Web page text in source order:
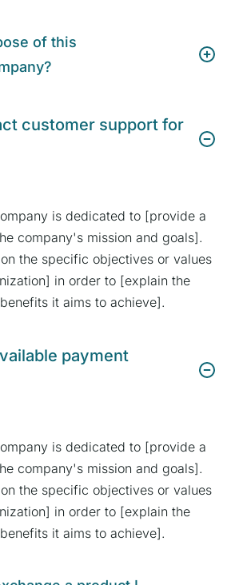
of this
customer support for
is dedicated to [provide a
company's mission and goals].
the specific objectives or values
in order to [explain the
it aims to achieve].
payment
is dedicated to [provide a
company's mission and goals].
the specific objectives or values
in order to [explain the
it aims to achieve].